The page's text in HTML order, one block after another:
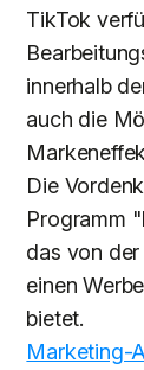
TikTok
innerhalb
auch die
Die
Programm
das von
einen
bietet.
Marketing-